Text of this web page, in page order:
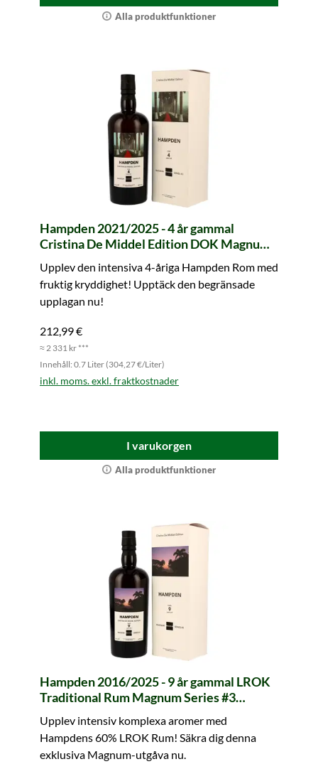
Alla produktfunktioner
Hampden 2021/2025 - 4 år gammal
Cristina De Middel Edition DOK Magnum
Upplev den intensiva 4-åriga Hampden Rom med
fruktig kryddighet! Upptäck den begränsade
upplagan nu!
212,99 €
≈ 2 331 kr ***
Innehåll: 0.7 Liter (304,27 €/Liter)
inkl. moms. exkl. fraktkostnader
I varukorgen
Alla produktfunktioner
Hampden 2016/2025 - 9 år gammal LROK
Traditional Rum Magnum Series #3
Upplev intensiv komplexa aromer med
Hampdens 60% LROK Rum! Säkra dig denna
exklusiva Magnum-utgåva nu.